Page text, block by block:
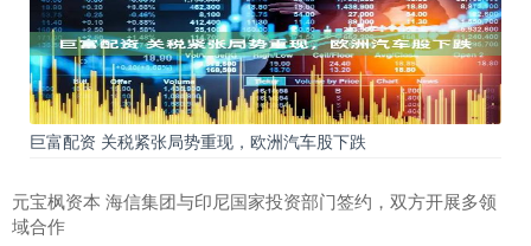
巨富配资 关税紧张局势重现，欧洲汽车股下跌
元宝枫资本 海信集团与印尼国家投资部门签约，双方开展多领
域合作